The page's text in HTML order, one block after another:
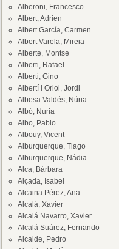
Alberoni, Francesco
Albert, Adrien
Albert García, Carmen
Albert Varela, Mireia
Alberte, Montse
Alberti, Rafael
Alberti, Gino
Albertí i Oriol, Jordi
Albesa Valdés, Núria
Albó, Nuria
Albo, Pablo
Albouy, Vicent
Alburquerque, Tiago
Alburquerque, Nádia
Alca, Bárbara
Alçada, Isabel
Alcaina Pérez, Ana
Alcalá, Xavier
Alcalá Navarro, Xavier
Alcalá Suárez, Fernando
Alcalde, Pedro